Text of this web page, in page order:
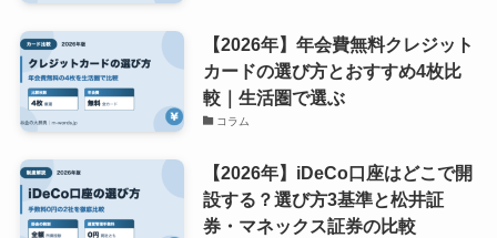
【2026年】年会費無料クレジット
カードの選び方とおすすめ4枚比
較｜生活圏で選ぶ
コラム
【2026年】iDeCo口座はどこで開
設する？選び方3基準と松井証
券・マネックス証券の比較